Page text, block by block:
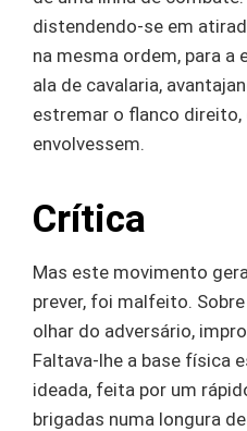
distendendo-se em
na mesma ordem, para a
ala de cavalaria,
estremar o flanco direito,
envolvessem.
Crítica
Mas este movimento
prever, foi malfeito.
olhar do adversário,
Faltava-lhe a base física
ideada, feita por um
brigadas numa longura